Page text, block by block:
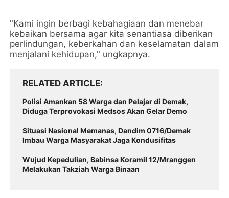
"Kami ingin berbagi kebahagiaan dan menebar
kebaikan bersama agar kita senantiasa diberikan
perlindungan, keberkahan dan keselamatan dalam
menjalani kehidupan," ungkapnya.
RELATED ARTICLE
Polisi Amankan 58 Warga dan Pelajar di Demak,
Diduga Terprovokasi Medsos Akan Gelar Demo
Situasi Nasional Memanas, Dandim 0716/Demak
Imbau Warga Masyarakat Jaga Kondusifitas
Wujud Kepedulian, Babinsa Koramil 12/Mranggen
Melakukan Takziah Warga Binaan